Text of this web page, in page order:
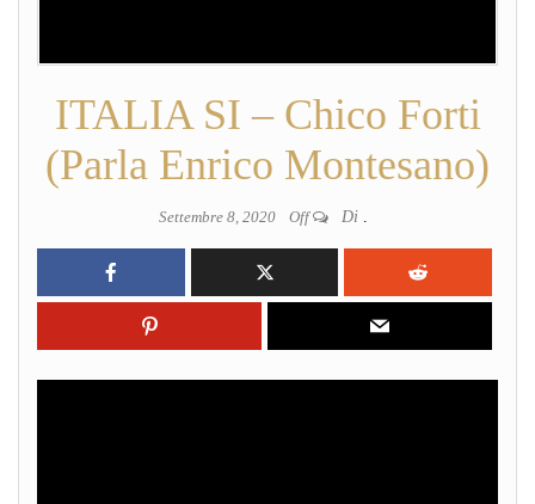
ITALIA SI – Chico Forti
(Parla Enrico Montesano)
Settembre 8, 2020 Off Di